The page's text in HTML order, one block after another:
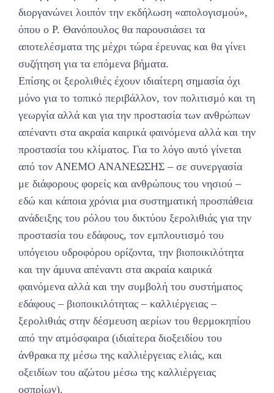
διοργανώνει λοιπόν την εκδήλωση «απολογισμού»,
όπου ο Ρ. Θανόπουλος θα παρουσιάσει τα
αποτελέσματα της μέχρι τώρα έρευνας και θα γίνει
συζήτηση για τα επόμενα βήματα.
Επίσης οι ξερολιθιές έχουν ιδιαίτερη σημασία όχι
μόνο για το τοπικό περιβάλλον, τον πολιτισμό και τη
γεωργία αλλά και για την προστασία των ανθρώπων
απέναντι στα ακραία καιρικά φαινόμενα αλλά και την
προστασία του κλίματος. Για το λόγο αυτό γίνεται
από τον ΑΝΕΜΟ ΑΝΑΝΕΩΣΗΣ – σε συνεργασία
με διάφορους φορείς και ανθρώπους του νησιού –
εδώ και κάποια χρόνια μια συστηματική προσπάθεια
ανάδειξης του ρόλου του δικτύου ξερολιθιάς για την
προστασία του εδάφους, τον εμπλουτισμό του
υπόγειου υδροφόρου ορίζοντα, την βιοποικιλότητα
και την άμυνα απέναντι στα ακραία καιρικά
φαινόμενα αλλά και την συμβολή του συστήματος
εδάφους – βιοποικιλότητας – καλλιέργειας –
ξερολιθιάς στην δέσμευση αερίων του θερμοκηπίου
από την ατμόσφαιρα (ιδιαίτερα διοξειδίου του
άνθρακα πχ μέσω της καλλιέργειας ελιάς, και
οξειδίων του αζώτου μέσω της καλλιέργειας
οσπρίων).